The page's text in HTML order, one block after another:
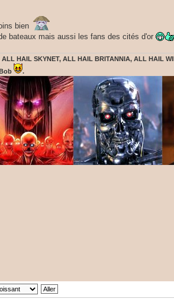
bien
bateaux mais aussi les fans des cités d'or
HAIL SKYNET, ALL HAIL BRITANNIA, ALL HAIL
.